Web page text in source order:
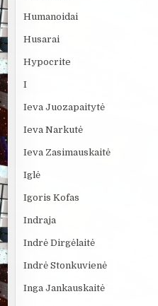
Humanoidai
Husarai
Hypocrite
I
Ieva Juozapaitytė
Ieva Narkutė
Ieva Zasimauskaitė
Iglė
Igoris Kofas
Indraja
Indrė Dirgėlaitė
Indrė Stonkuvienė
Inga Jankauskaitė